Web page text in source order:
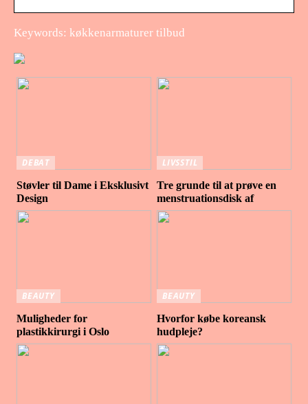
Keywords: køkkenarmaturer tilbud
DEBAT
Støvler til Dame i Eksklusivt
Design
LIVSSTIL
Tre grunde til at prøve en
menstruationsdisk af
BEAUTY
Muligheder for
plastikkirurgi i Oslo
BEAUTY
Hvorfor købe koreansk
hudpleje?